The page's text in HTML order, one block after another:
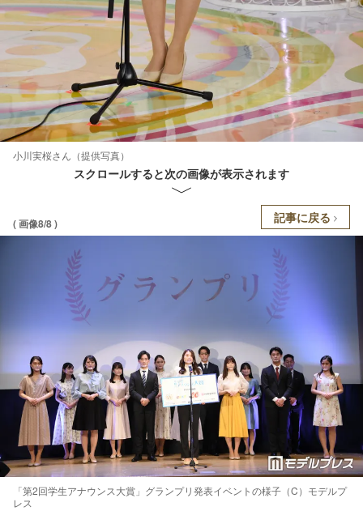
小川実桜さん（提供写真）
スクロールすると次の画像が表示されます
( 画像8/8 ) 記事に戻る
「第2回学生アナウンス大賞」グランプリ発表イベントの様子（C）モデルプ
レス